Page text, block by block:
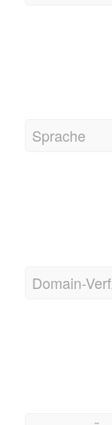
Sprache
Domain-